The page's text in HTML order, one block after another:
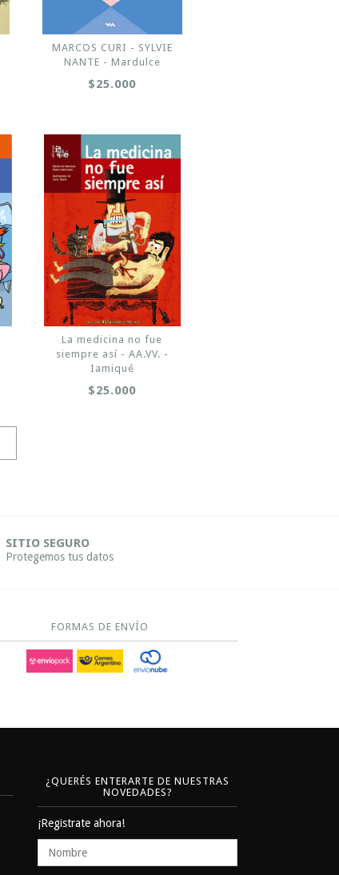
MARCOS CURI - SYLVIE
NANTE - Mardulce
$25.000
La medicina no fue
siempre así - AA.VV. -
Iamiqué
$25.000
SITIO SEGURO
Protegemos tus datos
FORMAS DE ENVÍO
¿QUERÉS ENTERARTE DE NUESTRAS
NOVEDADES?
¡Registrate ahora!